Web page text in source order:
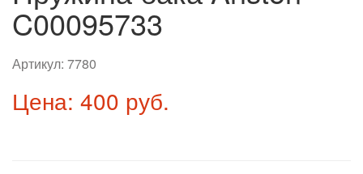
C00095733
Артикул: 7780
Цена: 400 руб.